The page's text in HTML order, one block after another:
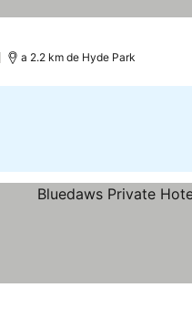
a 2.2 km de Hyde Park